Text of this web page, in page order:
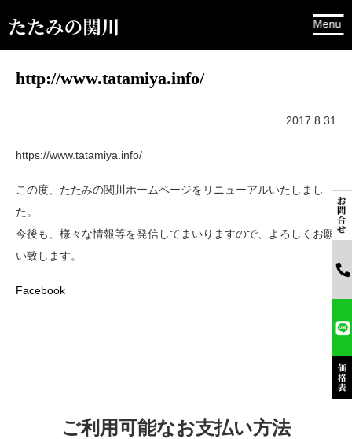
http://www.tatamiya.info/
2017.8.31
https://www.tatamiya.info/
この度、たたみの関川ホームページをリニューアルいたしまし
た。
今後も、様々な情報等を発信してまいりますので、よろしくお願
い致します。
Facebook
ご利⽤可能なお⽀払い⽅法